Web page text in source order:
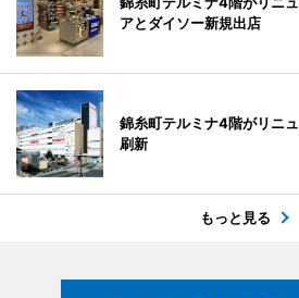
アとダイソー新規出店
錦糸町テルミナ4階がリニ
刷新
もっと見る